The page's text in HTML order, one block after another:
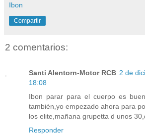
Ibon
Compartir
2 comentarios:
Santi Alentorn-Motor RCB 2 de
18:08
Ibon parar para el cuerpo es
también,yo empezado ahora para
los elite,mañana grupetta d unos
Responder